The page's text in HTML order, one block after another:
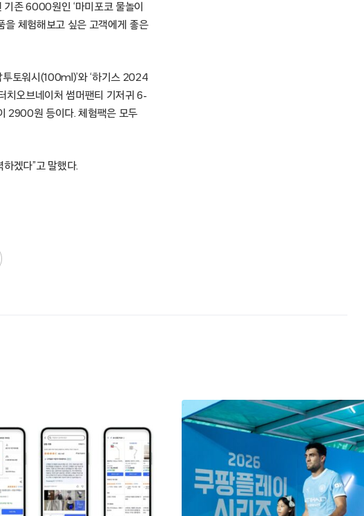
존 6000원인 ‘마미포코 물놀이
을 체험해보고 싶은 고객에게 좋은
토워시(100ml)’와 ‘하기스 2024
치오브네이처 썸머팬티 기저귀 6-
2900원 등이다. 체험팩은 모두
겠다”고 말했다.